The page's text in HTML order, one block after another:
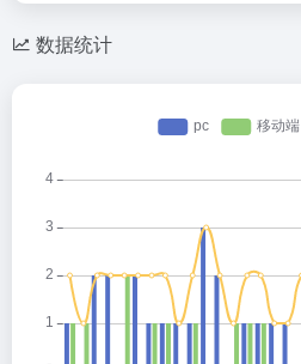
数据统计